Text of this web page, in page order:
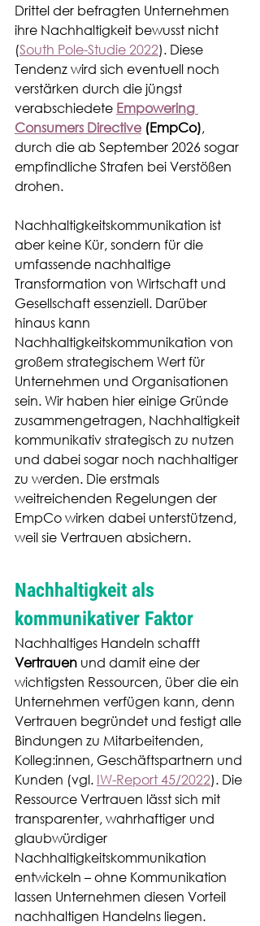
Drittel der befragten Unternehmen
ihre Nachhaltigkeit bewusst nicht
(South Pole-Studie 2022). Diese
Tendenz wird sich eventuell noch
verstärken durch die jüngst
verabschiedete Empowering
Consumers Directive (EmpCo),
durch die ab September 2026 sogar
empfindliche Strafen bei Verstößen
drohen.
Nachhaltigkeitskommunikation ist
aber keine Kür, sondern für die
umfassende nachhaltige
Transformation von Wirtschaft und
Gesellschaft essenziell. Darüber
hinaus kann
Nachhaltigkeitskommunikation von
großem strategischem Wert für
Unternehmen und Organisationen
sein. Wir haben hier einige Gründe
zusammengetragen, Nachhaltigkeit
kommunikativ strategisch zu nutzen
und dabei sogar noch nachhaltiger
zu werden. Die erstmals
weitreichenden Regelungen der
EmpCo wirken dabei unterstützend,
weil sie Vertrauen absichern.
Nachhaltigkeit als
kommunikativer Faktor
Nachhaltiges Handeln schafft
Vertrauen und damit eine der
wichtigsten Ressourcen, über die ein
Unternehmen verfügen kann, denn
Vertrauen begründet und festigt alle
Bindungen zu Mitarbeitenden,
Kolleg:innen, Geschäftspartnern und
Kunden (vgl. IW-Report 45/2022). Die
Ressource Vertrauen lässt sich mit
transparenter, wahrhaftiger und
glaubwürdiger
Nachhaltigkeitskommunikation
entwickeln – ohne Kommunikation
lassen Unternehmen diesen Vorteil
nachhaltigen Handelns liegen.